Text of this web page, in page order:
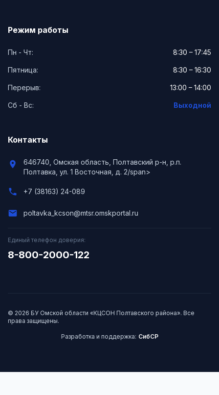
Режим работы
Пн - Чт: 8:30 – 17:45
Пятница: 8:30 – 16:30
Перерыв: 13:00 – 14:00
Сб - Вс: Выходной
Контакты
location_on
646740, Омская область, Полтавский р-н, р.п.
Полтавка, ул. 1 Восточная, д. 2/span>
phone +7 (38163) 24-089
email poltavka_kcson@mtsr.omskportal.ru
Единый телефон доверия:
8-800-2000-122
© 2026 БУ Омской области «КЦСОН Полтавского района». Все
права защищены.
Разработка и поддержка: СибСР